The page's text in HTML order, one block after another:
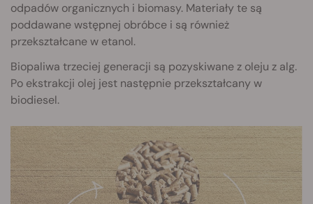
odpadów organicznych i biomasy. Materiały te są
poddawane wstępnej obróbce i są również
przekształcane w etanol.
Biopaliwa trzeciej generacji są pozyskiwane z oleju z alg.
Po ekstrakcji olej jest następnie przekształcany w
biodiesel.